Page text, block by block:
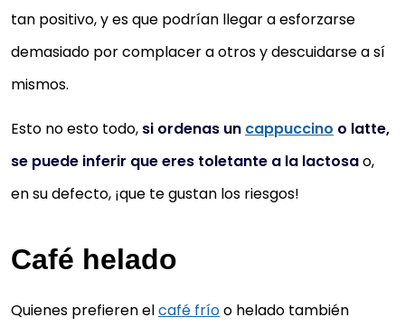
tan positivo, y es que podrían llegar a esforzarse
demasiado por complacer a otros y descuidarse a sí
mismos.
Esto no esto todo, si ordenas un cappuccino o latte,
se puede inferir que eres toletante a la lactosao,
en su defecto, ¡que te gustan los riesgos!
Café helado
Quienes prefieren elcafé fríoo helado también